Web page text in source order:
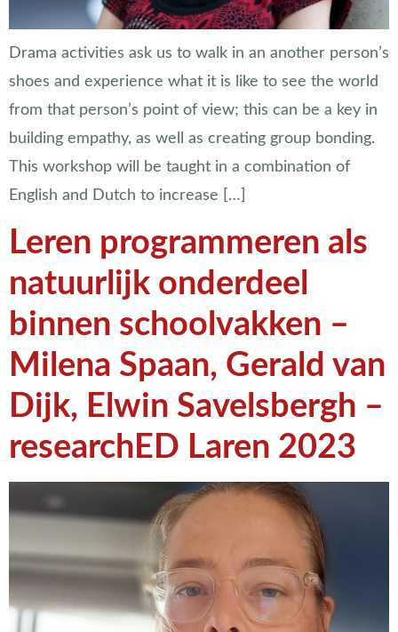
Drama activities ask us to walk in an another person’s
shoes and experience what it is like to see the world
from that person’s point of view; this can be a key in
building empathy, as well as creating group bonding.
This workshop will be taught in a combination of
English and Dutch to increase […]
Leren programmeren als
natuurlijk onderdeel
binnen schoolvakken –
Milena Spaan, Gerald van
Dijk, Elwin Savelsbergh –
researchED Laren 2023